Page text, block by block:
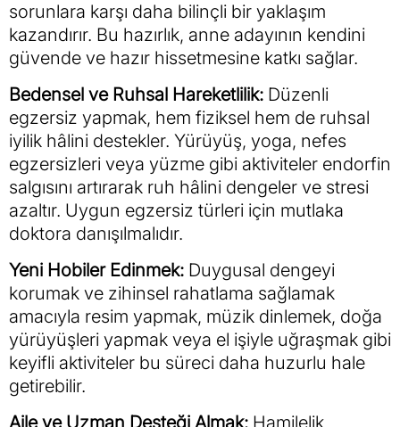
sorunlara karşı daha bilinçli bir yaklaşım
kazandırır. Bu hazırlık, anne adayının kendini
güvende ve hazır hissetmesine katkı sağlar.
Bedensel ve Ruhsal Hareketlilik: Düzenli
egzersiz yapmak, hem fiziksel hem de ruhsal
iyilik hâlini destekler. Yürüyüş, yoga, nefes
egzersizleri veya yüzme gibi aktiviteler endorfin
salgısını artırarak ruh hâlini dengeler ve stresi
azaltır. Uygun egzersiz türleri için mutlaka
doktora danışılmalıdır.
Yeni Hobiler Edinmek: Duygusal dengeyi
korumak ve zihinsel rahatlama sağlamak
amacıyla resim yapmak, müzik dinlemek, doğa
yürüyüşleri yapmak veya el işiyle uğraşmak gibi
keyifli aktiviteler bu süreci daha huzurlu hale
getirebilir.
Aile ve Uzman Desteği Almak: Hamilelik